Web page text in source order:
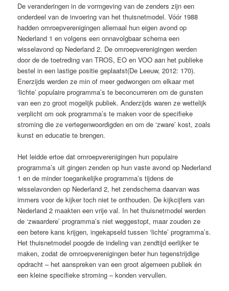
De veranderingen in de vormgeving van de zenders zijn een
onderdeel van de invoering van het thuisnetmodel. Vóór 1988
hadden omroepverenigingen allemaal hun eigen avond op
Nederland 1 en volgens een onnavolgbaar schema een
wisselavond op Nederland 2. De omroepverenigingen werden
door de de toetreding van TROS, EO en VOO aan het publieke
bestel in een lastige positie geplaatst(De Leeuw, 2012: 170).
Enerzijds werden ze min of meer gedwongen om elkaar met
‘lichte’ populaire programma’s te beconcurreren om de gunsten
van een zo groot mogelijk publiek. Anderzijds waren ze wettelijk
verplicht om ook programma’s te maken voor de specifieke
stroming die ze vertegenwoordigden en om de ‘zware’ kost, zoals
kunst en educatie te brengen.
Het leidde ertoe dat omroepverenigingen hun populaire
programma’s uit gingen zenden op hun vaste avond op Nederland
1 en de minder toegankelijke programma’s tijdens de
wisselavonden op Nederland 2, het zendschema daarvan was
immers voor de kijker toch niet te onthouden. De kijkcijfers van
Nederland 2 maakten een vrije val. In het thuisnetmodel werden
de ‘zwaardere’ programma’s niet weggestopt, maar zouden ze
een betere kans krijgen, ingekapseld tussen ‘lichte’ programma’s.
Het thuisnetmodel poogde de indeling van zendtijd eerlijker te
maken, zodat de omroepverenigingen beter hun tegenstrijdige
opdracht – het aanspreken van een groot algemeen publiek én
een kleine specifieke stroming – konden vervullen.